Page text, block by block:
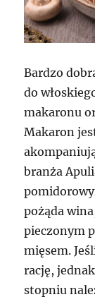
Bardzo
do
makaronu
Makaron
branża
pożąda
pieczonym
mięsem.
rację,
stopniu